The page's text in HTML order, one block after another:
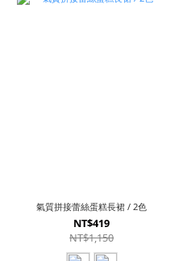
氣質拼接蕾絲蛋糕長裙 / 2色
NT$419
NT$1,150